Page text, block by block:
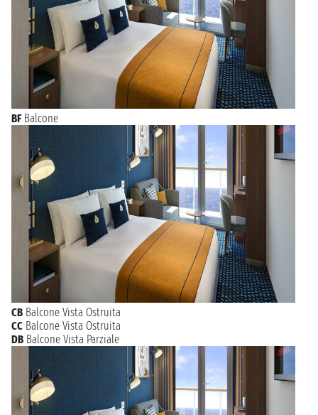
BF Balcone
CB Balcone Vista Ostruita
CC Balcone Vista Ostruita
DB Balcone Vista Parziale